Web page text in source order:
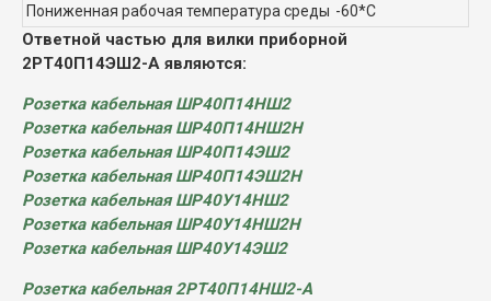
Пониженная рабочая температура среды -60*С
Ответной частью для вилки приборной
2РТ40П14ЭШ2-А являются:
Розетка кабельная ШР40П14НШ2
Розетка кабельная ШР40П14НШ2Н
Розетка кабельная ШР40П14ЭШ2
Розетка кабельная ШР40П14ЭШ2Н
Розетка кабельная ШР40У14НШ2
Розетка кабельная ШР40У14НШ2Н
Розетка кабельная ШР40У14ЭШ2
Розетка кабельная 2РТ40П14НШ2-А